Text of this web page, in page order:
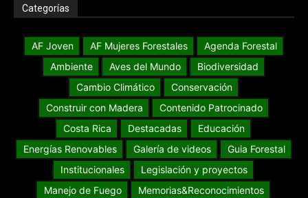
Categorías
AF Joven AF Mujeres Forestales
Agenda Forestal
Ambiente
Aves del Mundo
Biodiversidad
Cambio Climático
Conservación
Construir con Madera
Contenido Patrocinado
Costa Rica
Destacadas
Educación
Energías Renovables
Galería de videos
Guia Forestal
Institucionales
Legislación y proyectos
Manejo de Fuego
Memorias&Reconocimientos